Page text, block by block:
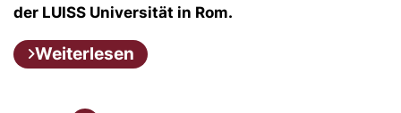
der LUISS Universität in Rom.
Weiterlesen